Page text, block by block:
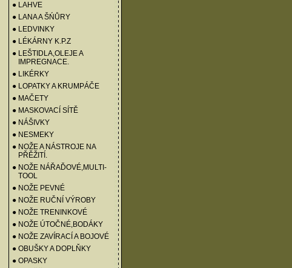
● LAHVE
● LANA A ŠŃŮRY
● LEDVINKY
● LÉKÁRNY K.P.Z
● LEŠTIDLA,OLEJE A
IMPREGNACE.
● LIKÉRKY
● LOPATKY A KRUMPÁČE
● MAČETY
● MASKOVACÍ SÍTĚ
● NÁŠIVKY
● NESMEKY
● NOŽE A NÁSTROJE NA
PŘĚŽITÍ.
● NOŽE NÁŘAĎOVÉ,MULTI-
TOOL
● NOŽE PEVNÉ
● NOŽE RUČNÍ VÝROBY
● NOŽE TRENINKOVÉ
● NOŽE ÚTOČNÉ,BODÁKY
● NOŽE ZAVÍRACÍ A BOJOVÉ
● OBUŠKY A DOPLŇKY
● OPASKY